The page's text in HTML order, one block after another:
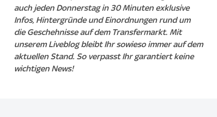
auch jeden Donnerstag in 30 Minuten exklusive
Infos, Hintergründe und Einordnungen rund um
die Geschehnisse auf dem Transfermarkt. Mit
unserem Liveblog bleibt Ihr sowieso immer auf dem
aktuellen Stand. So verpasst Ihr garantiert keine
wichtigen News!